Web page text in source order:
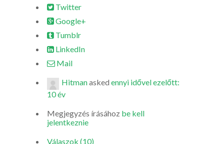
Twitter
Google+
Tumblr
LinkedIn
Mail
Hitmanasked ennyi idővel ezelőtt:
10 év
Megjegyzés írásához be kell
jelentkeznie
Válaszok (10)